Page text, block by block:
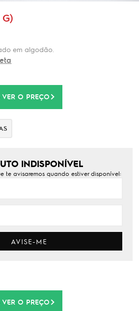
em algodão.
VER O PREÇO
INDISPONÍVEL
te avisaremos quando estiver disponível:
AVISE-ME
VER O PREÇO